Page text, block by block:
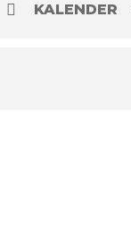
KALENDER